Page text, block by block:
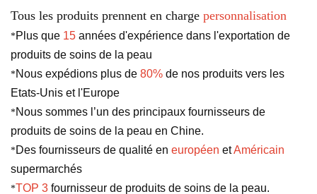
Tous les produits prennent en charge personnalisation
*Plus que 15 années d'expérience dans l'exportation de
produits de soins de la peau
*Nous expédions plus de 80% de nos produits vers les
Etats-Unis et l'Europe
*Nous sommes l’un des principaux fournisseurs de
produits de soins de la peau en Chine.
*Des fournisseurs de qualité en européen etAméricain
supermarchés
*TOP 3 fournisseur de produits de soins de la peau.